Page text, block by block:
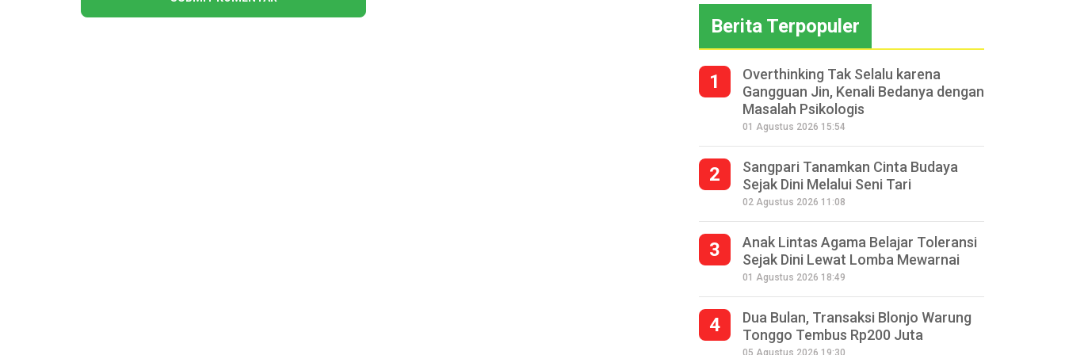
Berita Terpopuler
1
Overthinking Tak Selalu karena
Gangguan Jin, Kenali Bedanya dengan
Masalah Psikologis
01 Agustus 2026 15:54
2
Sangpari Tanamkan Cinta Budaya
Sejak Dini Melalui Seni Tari
02 Agustus 2026 11:08
3
Anak Lintas Agama Belajar Toleransi
Sejak Dini Lewat Lomba Mewarnai
01 Agustus 2026 18:49
4
Dua Bulan, Transaksi Blonjo Warung
Tonggo Tembus Rp200 Juta
05 Agustus 2026 19:30